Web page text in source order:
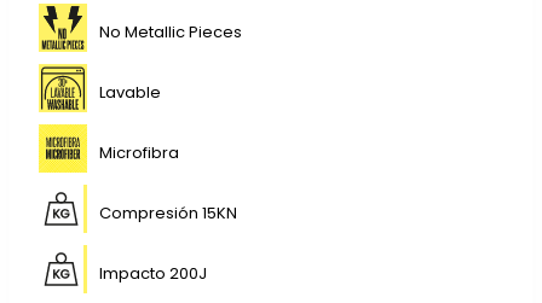
No Metallic Pieces
Lavable
Microfibra
Compresión 15KN
Impacto 200J